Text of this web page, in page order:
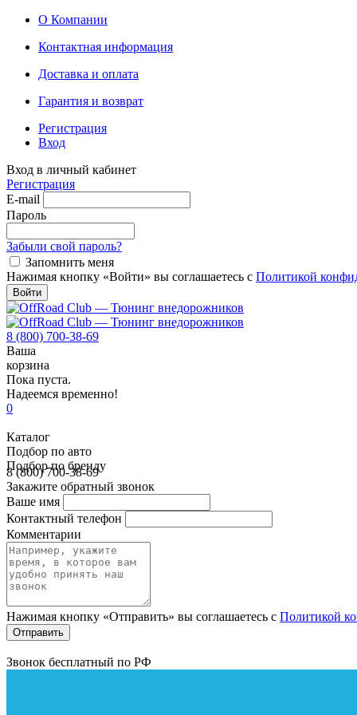
О Компании
Контактная информация
Доставка и оплата
Гарантия и возврат
Регистрация
Вход
Вход в личный кабинет
Регистрация
E-mail
Пароль
Забыли свой пароль?
Запомнить меня
Нажимая кнопку «Войти» вы соглашаетесь с Политикой
Войти
8 (800) 700-38-69
Ваша
корзина
Пока пуста.
Надеемся временно!
0
Каталог
Подбор по авто
Подбор по бренду
8 (800) 700-38-69
Закажите обратный звонок
Ваше имя
Контактный телефон
Комментарии
Нажимая кнопку «Отправить» вы соглашаетесь с Политикой
Звонок бесплатный по РФ